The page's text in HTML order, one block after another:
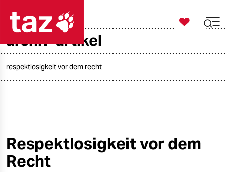
taz zahl ich
öko
gesellschaft

taz zahl ich
archiv-artikel
respektlosigkeit vor dem recht
Respektlosigkeit vor dem
Recht